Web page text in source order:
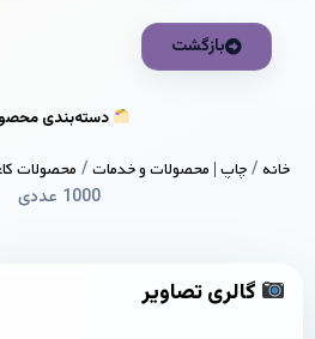
بازگشت
دسته‌بندی
خانه/چاپ | محصولات و خدمات/ محصولات
1000 عددی
گالری تصاویر